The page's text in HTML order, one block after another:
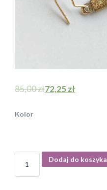
85,00zł72,25zł
Kolor
I
ś
Dodaj do koszyka